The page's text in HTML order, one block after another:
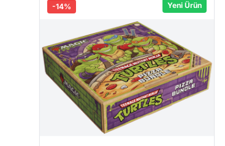
-14% Yeni Ürün